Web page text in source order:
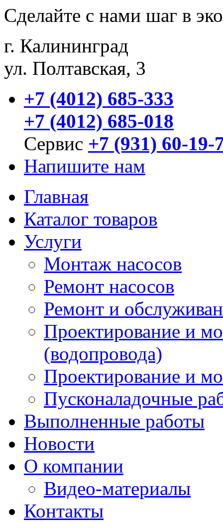
Сделайте с нами шаг в
г. Калининград
ул. Полтавская, 3
+7 (4012) 685-333
+7 (4012) 685-018
Сервис +7 (931) 60-19-
Напишите нам
Главная
Каталог товаров
Услуги
Монтаж насосов
Ремонт насосов
Ремонт и
Проектирование и
(водопровода)
Проектирование и
Пусконаладочные
Выполненные работы
Новости
О компании
Видео-материалы
Контакты